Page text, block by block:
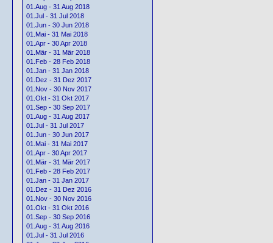
01.Aug - 31 Aug 2018
01.Jul - 31 Jul 2018
01.Jun - 30 Jun 2018
01.Mai - 31 Mai 2018
01.Apr - 30 Apr 2018
01.Mär - 31 Mär 2018
01.Feb - 28 Feb 2018
01.Jan - 31 Jan 2018
01.Dez - 31 Dez 2017
01.Nov - 30 Nov 2017
01.Okt - 31 Okt 2017
01.Sep - 30 Sep 2017
01.Aug - 31 Aug 2017
01.Jul - 31 Jul 2017
01.Jun - 30 Jun 2017
01.Mai - 31 Mai 2017
01.Apr - 30 Apr 2017
01.Mär - 31 Mär 2017
01.Feb - 28 Feb 2017
01.Jan - 31 Jan 2017
01.Dez - 31 Dez 2016
01.Nov - 30 Nov 2016
01.Okt - 31 Okt 2016
01.Sep - 30 Sep 2016
01.Aug - 31 Aug 2016
01.Jul - 31 Jul 2016